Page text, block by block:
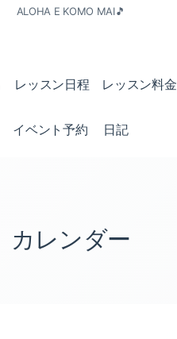
ALOHA E KOMO MAI🎵
レッスン日程 レッスン料金
イベント予約 日記
カレンダー